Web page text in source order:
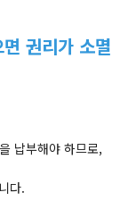
권리가 소멸
납부해야 하므로,
다.